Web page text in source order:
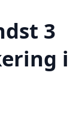
3
i